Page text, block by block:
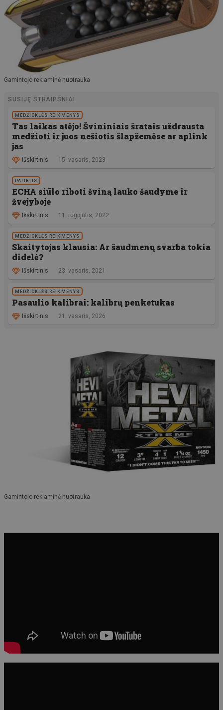
Gamintojo reklaminė nuotrauka
SUSIJĘ STRAIPSNIAI
MEDŽIOKLĖS REIKMENYS
Tas laikas atėjo! Švininiais šratais uždrausta
medžioti ir juos nešiotis šlapžemėse ar aplink
jas
Išskirtinis 15. vasaris, 2023
PATIRTIS
ECHA siūlo riboti šviną lauko šaudyme ir
žvejyboje
Išskirtinis 11. rugpjūtis, 2022
MEDŽIOKLĖS REIKMENYS
Skaitytojas klausia: Ar šaudmenų svarba tokia
didelė?
Išskirtinis 23. vasaris, 2021
MEDŽIOKLĖS REIKMENYS
Pasaulio kalibrai: kalibrų penketukas
Išskirtinis 21. vasaris, 2026
Gamintojo reklaminė nuotrauka